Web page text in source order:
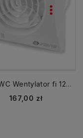
D125QWC Wentylator fi 125 mm /WC/ TIMER cichy, biały, łożyska kulowe, zawór zwrotny VENTS
Cena
167,00 zł